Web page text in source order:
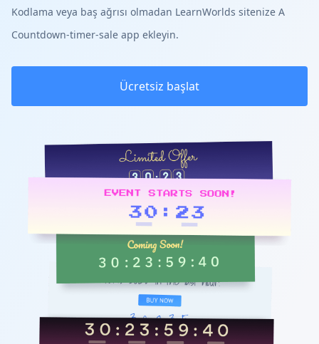
Kodlama veya baş ağrısı olmadan LearnWorlds sitenize A
Countdown-timer-sale app ekleyin.
Ücretsiz başlat